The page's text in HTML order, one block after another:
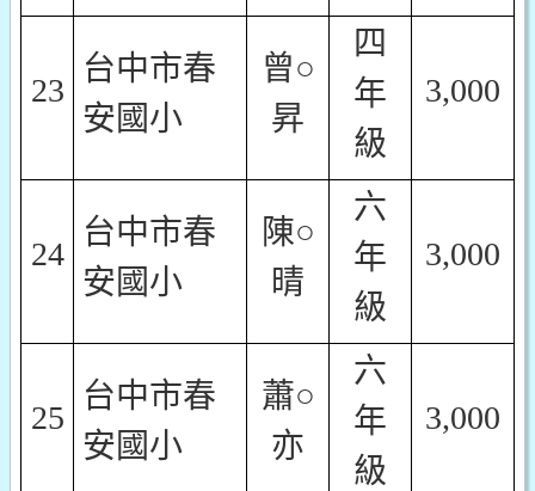
23
台中市春
安國小
曾○
昇
四
年
級
3,000
24
台中市春
安國小
陳○
晴
六
年
級
3,000
25
台中市春
安國小
蕭○
亦
六
年
級
3,000